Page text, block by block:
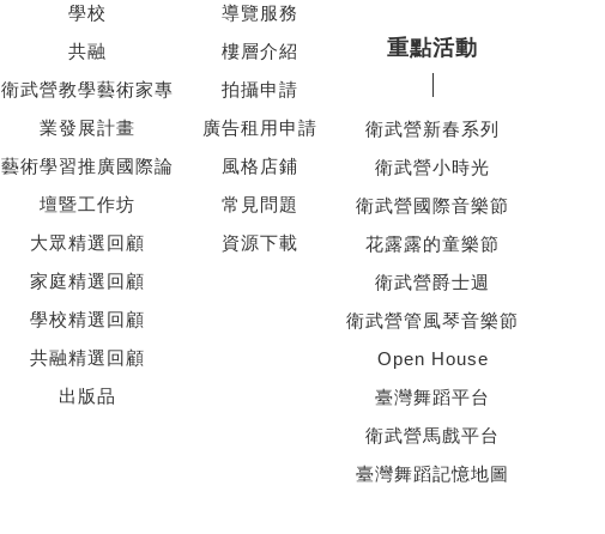
學校
共融
衛武營教學藝術家專
業發展計畫
藝術學習推廣國際論
壇暨工作坊
大眾精選回顧
家庭精選回顧
學校精選回顧
共融精選回顧
出版品
導覽服務
樓層介紹
拍攝申請
廣告租用申請
風格店鋪
常見問題
資源下載
重點活動
衛武營新春系列
衛武營小時光
衛武營國際音樂節
花露露的童樂節
衛武營爵士週
衛武營管風琴音樂節
Open House
臺灣舞蹈平台
衛武營馬戲平台
臺灣舞蹈記憶地圖